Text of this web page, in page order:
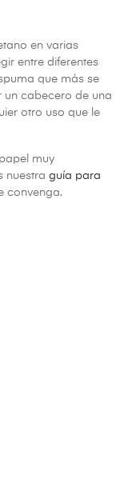
en varias
entre diferentes
que más se
un cabecero de una
otro uso que le
muy
nuestra guía para
convenga.